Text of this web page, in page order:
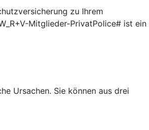
zu Ihrem
Mitglieder-PrivatPolice# ist ein
Ursachen. Sie können aus drei